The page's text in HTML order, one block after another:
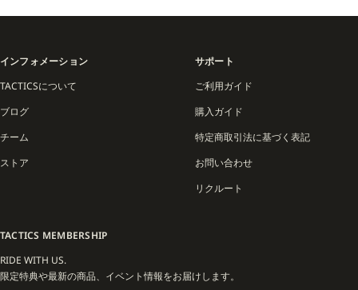
インフォメーション
TACTICSについて
ブログ
チーム
ストア
サポート
ご利用ガイド
購入ガイド
特定商取引法に基づく表記
お問い合わせ
リクルート
TACTICS MEMBERSHIP
RIDE WITH US.
限定特典や最新の商品、イベント情報をお届けします。